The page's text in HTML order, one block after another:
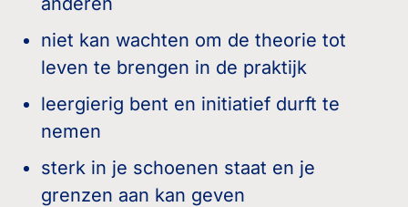
niet kan wachten om de theorie tot
leven te brengen in de praktijk
leergierig bent en initiatief durft te
nemen
sterk in je schoenen staat en je
grenzen aan kan geven